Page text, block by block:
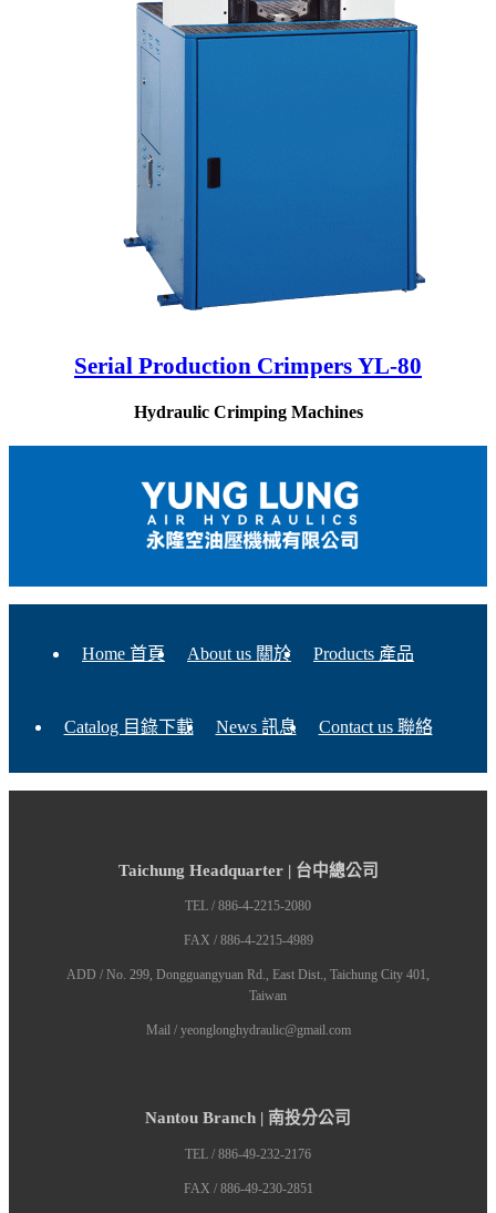
Serial Production Crimpers YL-80
Hydraulic Crimping Machines
Home 首頁 About us 關於 Products 產品
Catalog 目錄下載 News 訊息 Contact us 聯絡
Taichung Headquarter | 台中總公司
TEL / 886-4-2215-2080
FAX / 886-4-2215-4989
ADD / No. 299, Dongguangyuan Rd., East Dist., Taichung City 401,
Taiwan
Mail / yeonglonghydraulic@gmail.com
Nantou Branch | 南投分公司
TEL / 886-49-232-2176
FAX / 886-49-230-2851